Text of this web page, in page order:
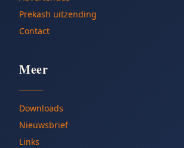
Prekash uitzending
Contact
Meer
Downloads
Nieuwsbrief
Links